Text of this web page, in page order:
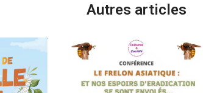
Autres articles